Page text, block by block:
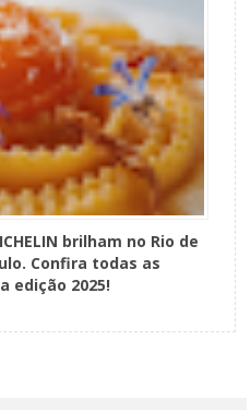
brilham no Rio de
Confira todas as
edição 2025!